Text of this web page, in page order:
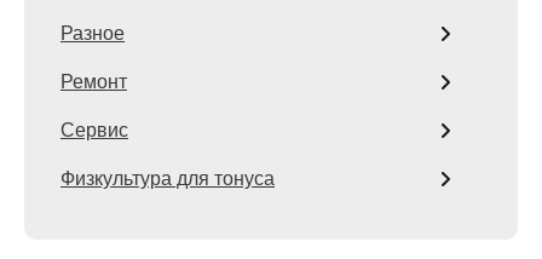
Разное
Ремонт
Сервис
Физкультура для тонуса